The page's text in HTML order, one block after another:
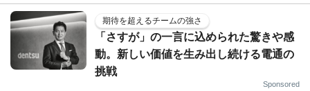
期待を超えるチームの強さ
「さすが」の一言に込められた驚きや感
動。新しい価値を生み出し続ける電通の
挑戦
Sponsored